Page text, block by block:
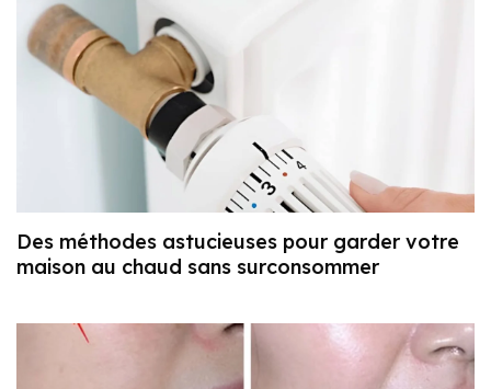
Des méthodes astucieuses pour garder votre
maison au chaud sans surconsommer